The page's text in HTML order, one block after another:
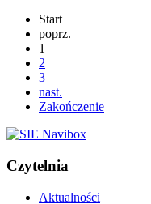
Start
poprz.
1
2
3
nast.
Zakończenie
Czytelnia
Aktualności